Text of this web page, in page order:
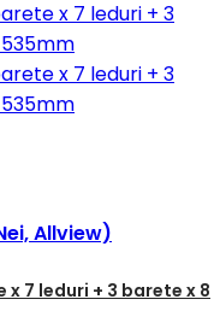
Allview)
7 leduri + 3 barete x 8